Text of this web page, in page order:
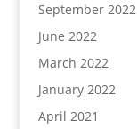
September 2022
June 2022
March 2022
January 2022
April 2021